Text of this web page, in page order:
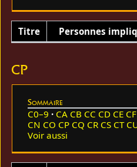
Titre Personnes
CP
Sommaire
C0–9 CA CB CC CD CE CF
CN CO CP CQ CR CS CT
Voir aussi